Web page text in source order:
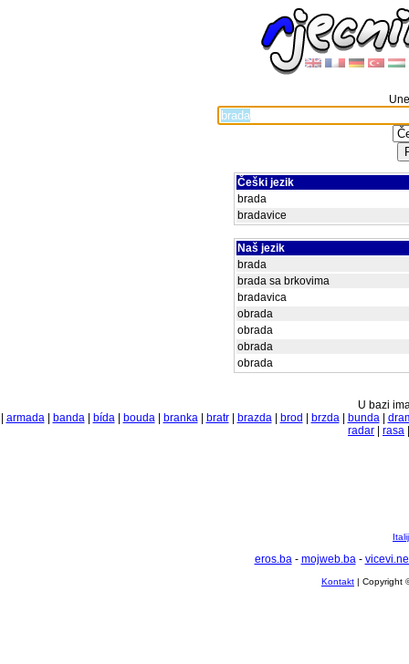
Češki jezik
brada
bradavice
Naš jezik
brada
brada sa brkovima
bradavica
obrada
obrada
obrada
obrada
U bazi
armada| banda| bída| bouda| branka| bratr| brazda| brod brzda| bunda|
radar
rasa
eros.ba- mojweb.ba-
Kontakt | Copyright